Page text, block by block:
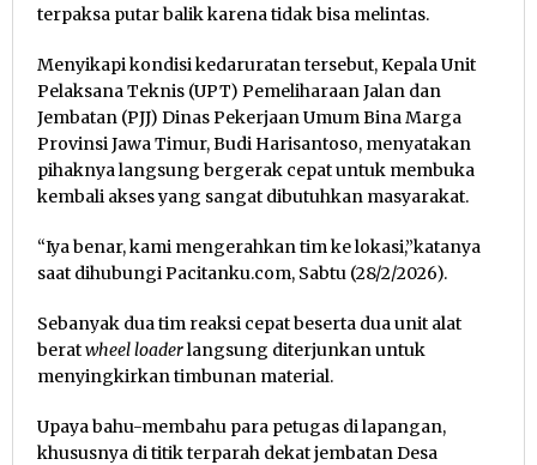
terpaksa putar balik karena tidak bisa melintas.
Menyikapi kondisi kedaruratan tersebut, Kepala Unit
Pelaksana Teknis (UPT) Pemeliharaan Jalan dan
Jembatan (PJJ) Dinas Pekerjaan Umum Bina Marga
Provinsi Jawa Timur, Budi Harisantoso, menyatakan
pihaknya langsung bergerak cepat untuk membuka
kembali akses yang sangat dibutuhkan masyarakat.
“Iya benar, kami mengerahkan tim ke lokasi,”katanya
saat dihubungi Pacitanku.com, Sabtu (28/2/2026).
Sebanyak dua tim reaksi cepat beserta dua unit alat
beratwheel loaderlangsung diterjunkan untuk
menyingkirkan timbunan material.
Upaya bahu-membahu para petugas di lapangan,
khususnya di titik terparah dekat jembatan Desa